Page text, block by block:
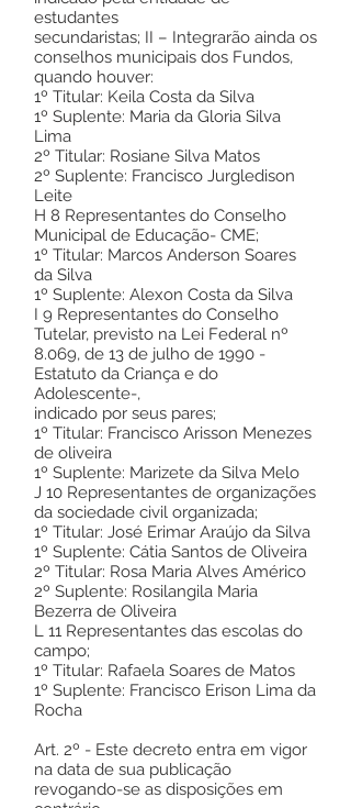
estudantes
secundaristas; II – Integrarão ainda os
conselhos municipais dos Fundos,
quando houver:
1º Titular: Keila Costa da Silva
1º Suplente: Maria da Gloria Silva
Lima
2º Titular: Rosiane Silva Matos
2º Suplente: Francisco Jurgledison
Leite
H 8 Representantes do Conselho
Municipal de Educação- CME;
1º Titular: Marcos Anderson Soares
da Silva
1º Suplente: Alexon Costa da Silva
I 9 Representantes do Conselho
Tutelar, previsto na Lei Federal nº
8.069, de 13 de julho de 1990 -
Estatuto da Criança e do
Adolescente-,
indicado por seus pares;
1º Titular: Francisco Arisson Menezes
de oliveira
1º Suplente: Marizete da Silva Melo
J 10 Representantes de organizações
da sociedade civil organizada;
1º Titular: José Erimar Araújo da Silva
1º Suplente: Cátia Santos de Oliveira
2º Titular: Rosa Maria Alves Américo
2º Suplente: Rosilangila Maria
Bezerra de Oliveira
L 11 Representantes das escolas do
campo;
1º Titular: Rafaela Soares de Matos
1º Suplente: Francisco Erison Lima da
Rocha
Art. 2º - Este decreto entra em vigor
na data de sua publicação
revogando-se as disposições em